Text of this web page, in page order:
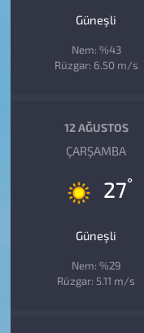
Güneşli
Nem: %43
Rüzgar: 6.50 m/s
12 AĞUSTOS
ÇARŞAMBA
27°
Güneşli
Nem: %29
Rüzgar: 5.11 m/s